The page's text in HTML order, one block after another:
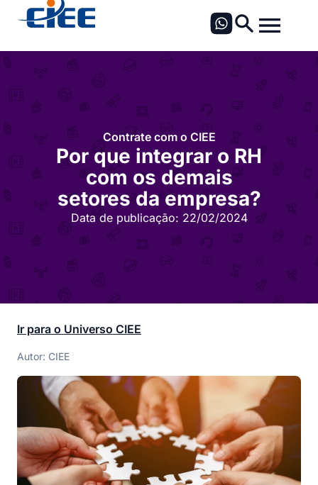
Contrate com o CIEE
Por que integrar o RH
com os demais
setores da empresa?
Data de publicação: 22/02/2024
Ir para o Universo CIEE
Autor: CIEE